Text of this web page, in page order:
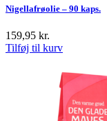
Nigellafrøolie – 90 kaps.
159,95 kr.
Tilføj til kurv